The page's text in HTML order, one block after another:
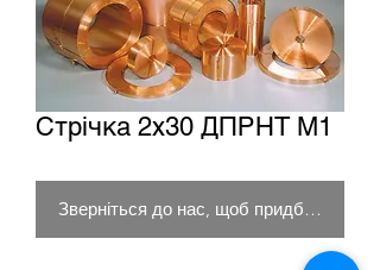
Стрічка 2х30 ДПРНТ М1
Зверніться до нас, щоб придбати товар